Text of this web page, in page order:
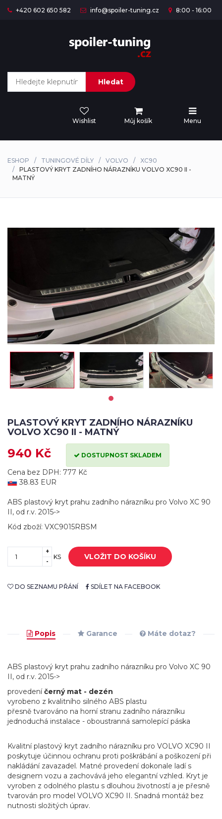
+420 602 650 582 info@spoiler-tuning.cz 8:00 - 16:00
Hledat
Wishlist Můj košík Menu
ESHOP TUNINGOVÉ DÍLY VOLVO
XC90
PLASTOVÝ KRYT ZADNÍHO NÁRAZNÍKU VOLVO XC90 II -
MATNÝ
PLASTOVÝ KRYT ZADNÍHO NÁRAZNÍKU
VOLVO XC90 II - MATNÝ
940 Kč DOSTUPNOST SKLADEM
Cena bez DPH: 777 Kč
38.83 EUR
ABS plastový kryt prahu zadního nárazníku pro Volvo XC 90
II, od r.v. 2015->
Kód zboží: VXC9015RBSM
+
-
KS VLOŽIT DO KOŠÍKU
DO SEZNAMU PŘÁNÍ SDÍLET NA FACEBOOK
Popis Garance Máte dotaz?
ABS plastový kryt prahu zadního nárazníku pro Volvo XC 90
II, od r.v. 2015->
provedeníčerný mat - dezén
vyrobeno z kvalitního silného ABS plastu
přesně tvarováno na horní stranu zadního nárazníku
jednoduchá instalace - oboustranná samolepící páska
Kvalitní plastový kryt zadního nárazníku pro VOLVO XC90 II
poskytuje účinnou ochranu proti poškrábání a poškození při
nakládání zavazadel. Matné provedení dokonale ladí s
designem vozu a zachovává jeho elegantní vzhled. Kryt je
vyroben z odolného plastu s dlouhou životností a je přesně
tvarován pro model VOLVO XC90 II. Snadná montáž bez
nutnosti složitých úprav.